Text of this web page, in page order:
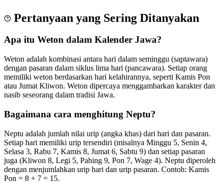
Pertanyaan yang Sering Ditanyakan
Apa itu Weton dalam Kalender Jawa?
Weton adalah kombinasi antara hari dalam seminggu (saptawara)
dengan pasaran dalam siklus lima hari (pancawara). Setiap orang
memiliki weton berdasarkan hari kelahirannya, seperti Kamis Pon
atau Jumat Kliwon. Weton dipercaya menggambarkan karakter dan
nasib seseorang dalam tradisi Jawa.
Bagaimana cara menghitung Neptu?
Neptu adalah jumlah nilai urip (angka khas) dari hari dan pasaran.
Setiap hari memiliki urip tersendiri (misalnya Minggu 5, Senin 4,
Selasa 3, Rabu 7, Kamis 8, Jumat 6, Sabtu 9) dan setiap pasaran
juga (Kliwon 8, Legi 5, Pahing 9, Pon 7, Wage 4). Neptu diperoleh
dengan menjumlahkan urip hari dan urip pasaran. Contoh: Kamis
Pon = 8 + 7 = 15.